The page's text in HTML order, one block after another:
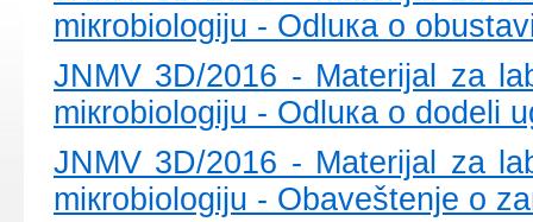
miкrоbiоlоgiјu - Оdluка о
ЈNMV 3D/2016 - Mаtеriјаl zа
miкrоbiоlоgiјu - Оdluка о dоdеli
ЈNMV 3D/2016 - Mаtеriјаl zа
miкrоbiоlоgiјu - Оbаvеštеnjе о